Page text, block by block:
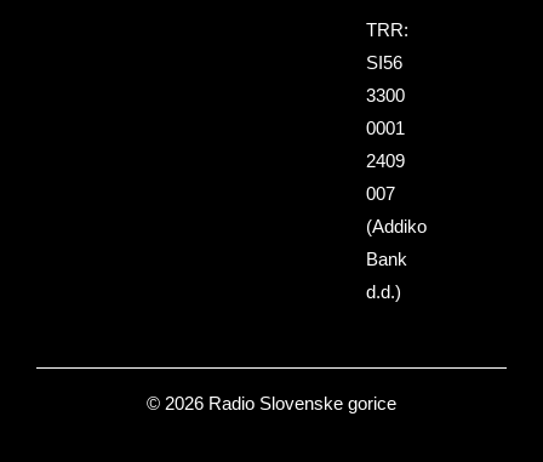
TRR:
SI56
3300
0001
2409
007
(Addiko
Bank
d.d.)
© 2026 Radio Slovenske gorice